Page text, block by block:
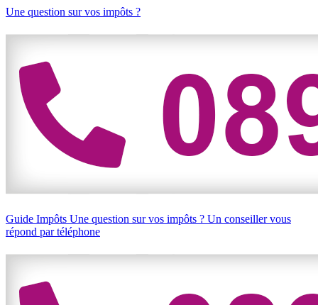
Une question sur vos impôts ?
Guide Impôts Une question sur vos impôts ? Un conseiller vous
répond par téléphone